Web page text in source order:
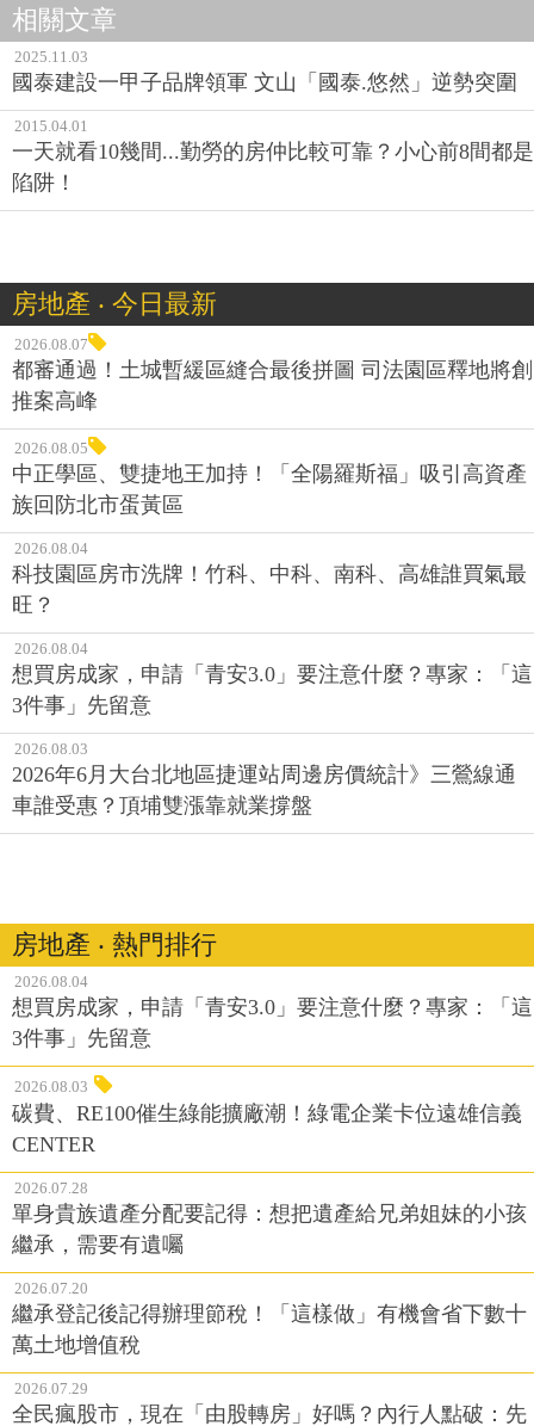
相關文章
2025.11.03
國泰建設一甲子品牌領軍 文山「國泰.悠然」逆勢突圍
2015.04.01
一天就看10幾間...勤勞的房仲比較可靠？小心前8間都是
陷阱！
房地產 ‧ 今日最新
2026.08.07
都審通過！土城暫緩區縫合最後拼圖 司法園區釋地將創
推案高峰
2026.08.05
中正學區、雙捷地王加持！「全陽羅斯福」吸引高資產
族回防北市蛋黃區
2026.08.04
科技園區房市洗牌！竹科、中科、南科、高雄誰買氣最
旺？
2026.08.04
想買房成家，申請「青安3.0」要注意什麼？專家：「這
3件事」先留意
2026.08.03
2026年6月大台北地區捷運站周邊房價統計》三鶯線通
車誰受惠？頂埔雙漲靠就業撐盤
房地產 ‧ 熱門排行
2026.08.04
想買房成家，申請「青安3.0」要注意什麼？專家：「這
3件事」先留意
2026.08.03
碳費、RE100催生綠能擴廠潮！綠電企業卡位遠雄信義
CENTER
2026.07.28
單身貴族遺產分配要記得：想把遺產給兄弟姐妹的小孩
繼承，需要有遺囑
2026.07.20
繼承登記後記得辦理節稅！「這樣做」有機會省下數十
萬土地增值稅
2026.07.29
全民瘋股市，現在「由股轉房」好嗎？內行人點破：先